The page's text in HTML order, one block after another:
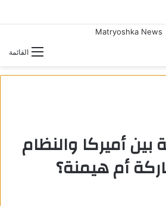
القائمة
بين أميركا والنظام
أم هيمنة؟